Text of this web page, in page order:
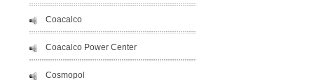
Coacalco
Coacalco Power Center
Cosmopol